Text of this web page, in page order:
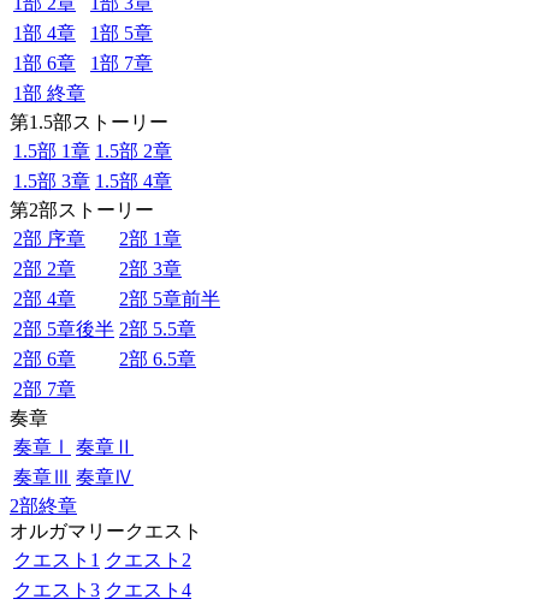
1部 4章
1部 5章
1部 6章
1部 7章
1部 終章
第1.5部ストーリー
1.5部 1章 1.5部 2章
1.5部 3章 1.5部 4章
第2部ストーリー
2部 序章
2部 1章
2部 2章
2部 3章
2部 4章
2部 5章前半
2部 5章後半 2部 5.5章
2部 6章
2部 6.5章
2部 7章
奏章
奏章Ⅰ
奏章Ⅱ
奏章Ⅲ 奏章Ⅳ
2部終章
オルガマリークエスト
クエスト1 クエスト2
クエスト3 クエスト4